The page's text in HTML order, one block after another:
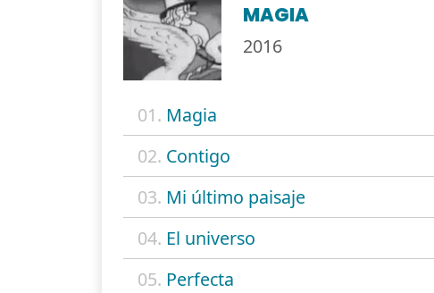
MAGIA
2016
01. Magia
02. Contigo
03. Mi último paisaje
04. El universo
05. Perfecta